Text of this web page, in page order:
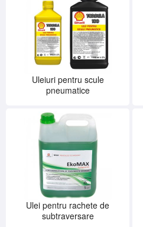
Uleiuri pentru scule
pneumatice
Ulei pentru rachete de
subtraversare